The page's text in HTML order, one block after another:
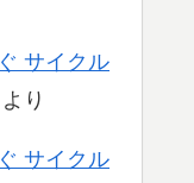
サイクル
より
サイクル